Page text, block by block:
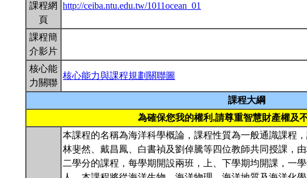
課程網
頁
http://ceiba.ntu.edu.tw/1011ocean_01
課程簡
介影片
核心能
力關聯
核心能力與課程規劃關聯圖
課程大綱
為確保您我的權利,請尊重智慧財產權及
本課程的名稱為海洋科學概論，課程性質為一般通識課程
林斐然、戴昌鳳、白書禎及劉倬騰等四位教師共同授課，
二學分的課程，每學期開設兩班，上、下學期均開課，一